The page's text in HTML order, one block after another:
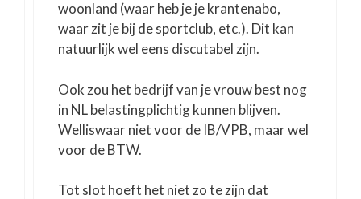
woonland (waar heb je je krantenabo,
waar zit je bij de sportclub, etc.). Dit kan
natuurlijk wel eens discutabel zijn.
Ook zou het bedrijf van je vrouw best nog
in NL belastingplichtig kunnen blijven.
Welliswaar niet voor de IB/VPB, maar wel
voor de BTW.
Tot slot hoeft het niet zo te zijn dat